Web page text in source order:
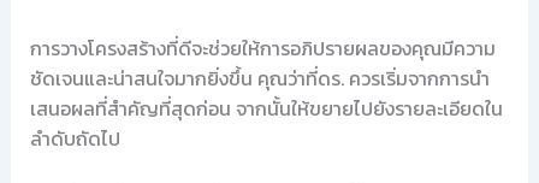
การวางโครงสร้างที่ดีจะช่วยให้การอภิปรายผลของคุณมีความ
ชัดเจนและน่าสนใจมากยิ่งขึ้น คุณว่าที่ดร. ควรเริ่มจากการนำ
เสนอผลที่สำคัญที่สุดก่อน จากนั้นให้ขยายไปยังรายละเอียดใน
ลำดับถัดไป